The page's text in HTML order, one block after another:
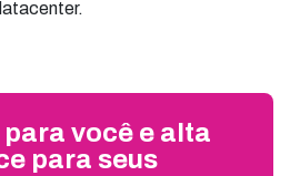
você e alta
para seus